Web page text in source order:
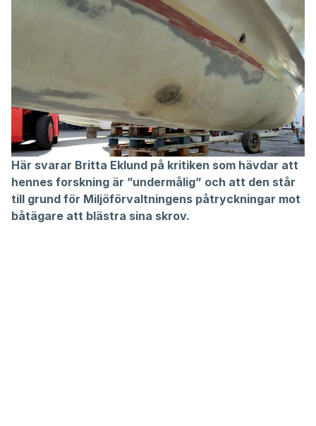
Här svarar Britta Eklund på kritiken som hävdar att
hennes forskning är ”undermålig” och att den står
till grund för Miljöförvaltningens påtryckningar mot
båtägare att blästra sina skrov.